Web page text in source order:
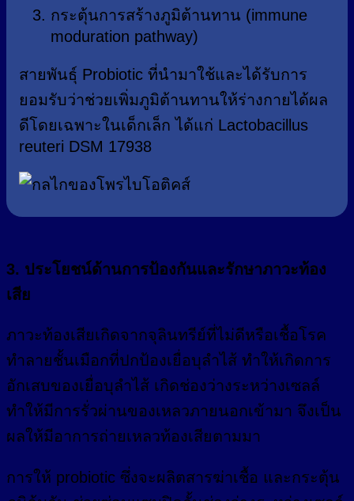
กระตุ้นการสร้างภูมิต้านทาน (immune
moduration pathway)
สายพันธุ์ Probiotic ที่นำมาใช้และได้รับการ
ยอมรับว่าช่วยเพิ่มภูมิต้านทานให้ร่างกายได้ผล
ดีโดยเฉพาะในเด็กเล็ก ได้แก่ Lactobacillus
reuteri DSM 17938
3. ประโยชน์ด้านการป้องกันและรักษาภาวะท้อง
เสีย
ภาวะท้องเสียเกิดจากจุลินทรีย์ที่ไม่ดีหรือเชื้อโรค
ทำลายชั้นเมือกที่ปกป้องเยื่อบุลำไส้ ทำให้เกิดการ
อักเสบของเยื่อบุลำไส้ เกิดช่องว่างระหว่างเซลล์
ทำให้มีการรั่วผ่านของเหลวภายนอกเข้ามา จึงเป็น
ผลให้มีอาการถ่ายเหลวท้องเสียตามมา
การให้ probiotic ซึ่งจะผลิตสารฆ่าเชื้อ และกระตุ้น